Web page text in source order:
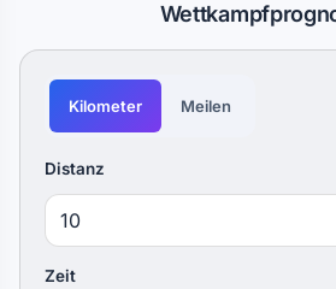
Kilometer Meilen
Distanz
Zeit